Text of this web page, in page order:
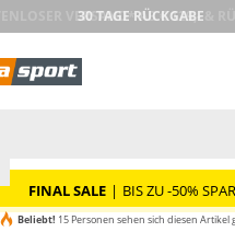
30 TAGE RÜCKGABE
FINAL SALE | BIS ZU -50%
Beliebt! 15 Personen sehen sich diesen Artikel